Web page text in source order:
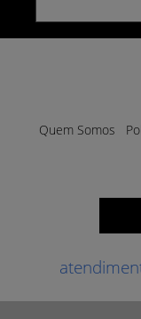
Quem Somos